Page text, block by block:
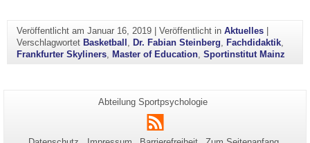
Veröffentlicht am Januar 16, 2019| Veröffentlicht in Aktuelles|
Verschlagwortet Basketball Dr. Fabian Steinberg Fachdidaktik,
Frankfurter Skyliners, Master of Education, Sportinstitut Mainz
Zusätzliche
Informationen
zu
Seiten-
Abteilung Sportpsychologie
RSS